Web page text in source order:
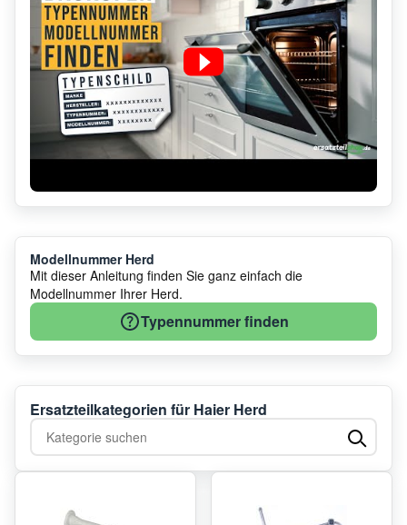
Modellnummer Herd
Mit dieser Anleitung finden Sie ganz einfach die
Modellnummer Ihrer Herd.
Typennummer finden
Ersatzteilkategorien für Haier Herd
Kategorie suchen